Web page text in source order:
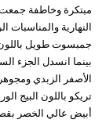
مبتكرة وخاطفة جمعت
النهارية
جمبسوت طويل
بينما انسدل الجزء
الأصفر الزبدي
تريكو باللون البيج
أبيض عالي الخصر